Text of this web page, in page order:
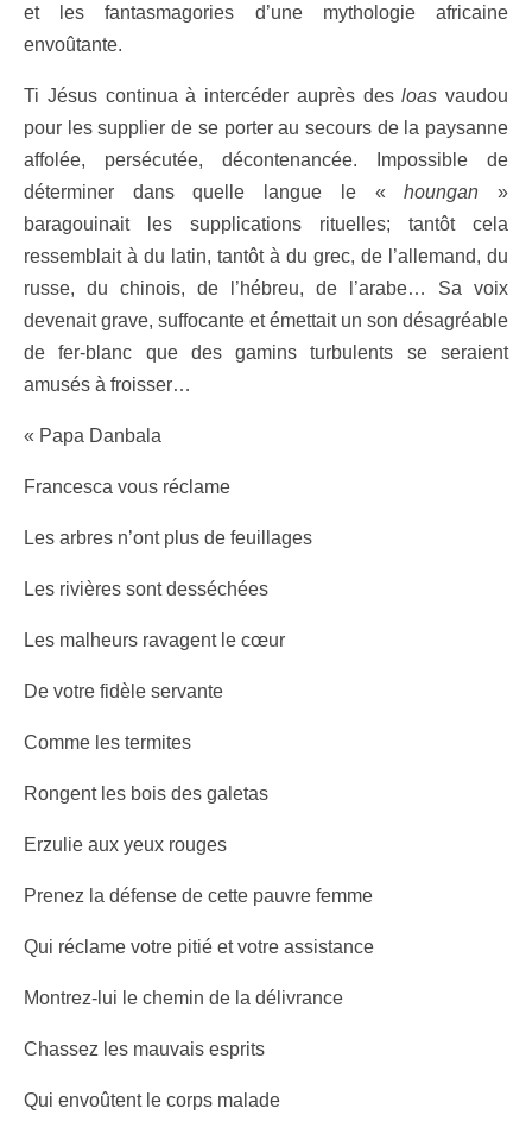
et les fantasmagories d’une mythologie africaine
envoûtante.
Ti Jésus continua à intercéder auprès desloas vaudou
pour les supplier de se porter au secours de la paysanne
affolée, persécutée, décontenancée. Impossible de
déterminer dans quelle langue le «houngan »
baragouinait les supplications rituelles; tantôt cela
ressemblait à du latin, tantôt à du grec, de l’allemand, du
russe, du chinois, de l’hébreu, de l’arabe… Sa voix
devenait grave, suffocante et émettait un son désagréable
de fer-blanc que des gamins turbulents se seraient
amusés à froisser…
« Papa Danbala
Francesca vous réclame
Les arbres n’ont plus de feuillages
Les rivières sont desséchées
Les malheurs ravagent le cœur
De votre fidèle servante
Comme les termites
Rongent les bois des galetas
Erzulie aux yeux rouges
Prenez la défense de cette pauvre femme
Qui réclame votre pitié et votre assistance
Montrez-lui le chemin de la délivrance
Chassez les mauvais esprits
Qui envoûtent le corps malade